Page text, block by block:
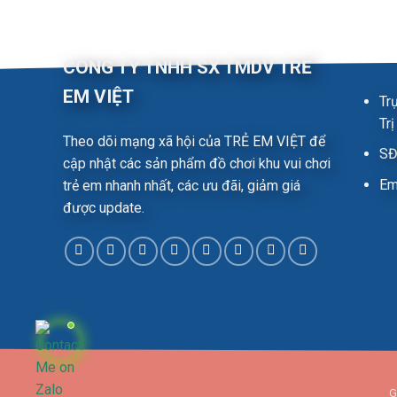
CÔNG TY TNHH SX TMDV TRẺ
EM VIỆT
Theo dõi mạng xã hội của TRẺ EM VIỆT để
cập nhật các sản phẩm đồ chơi khu vui chơi
trẻ em nhanh nhất, các ưu đãi, giảm giá
được update.